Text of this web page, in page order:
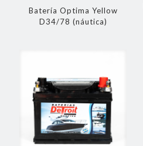
Batería Optima Yellow
D34/78 (náutica)